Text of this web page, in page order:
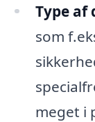
Type af
som
meget i